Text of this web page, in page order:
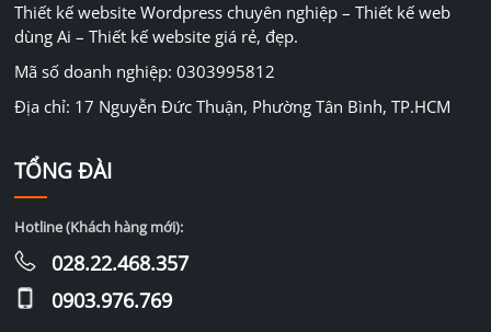
Thiết kế website Wordpress chuyên nghiệp – Thiết kế web
dùng Ai – Thiết kế website giá rẻ, đẹp.
Mã số doanh nghiệp: 0303995812
Địa chỉ: 17 Nguyễn Đức Thuận, Phường Tân Bình, TP.HCM
TỔNG ĐÀI
Hotline (Khách hàng mới):
028.22.468.357
0903.976.769